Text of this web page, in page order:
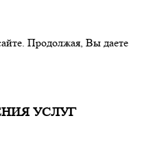
Продолжая, Вы даете
УСЛУГ